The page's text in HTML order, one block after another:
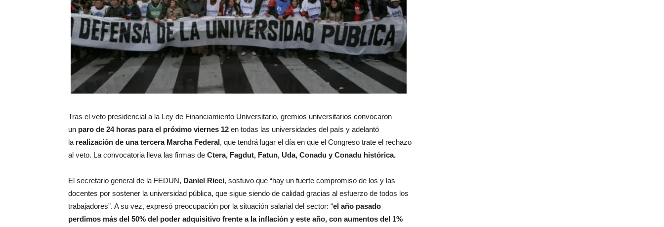
Tras el veto presidencial a la Ley de Financiamiento Universitario, gremios universitarios convocaron
un paro de 24 horas para el próximo viernes 12 en todas las universidades del país y adelantó
la realización de una tercera Marcha Federal, que tendrá lugar el día en que el Congreso trate el rechazo
al veto. La convocatoria lleva las firmas de Ctera, Fagdut, Fatun, Uda, Conadu y Conadu histórica.
El secretario general de la FEDUN, Daniel Ricci, sostuvo que “hay un fuerte compromiso de los y las
docentes por sostener la universidad pública, que sigue siendo de calidad gracias al esfuerzo de todos los
trabajadores”. A su vez, expresó preocupación por la situación salarial del sector: “el año pasado
perdimos más del 50% del poder adquisitivo frente a la inflación y este año, con aumentos del 1%